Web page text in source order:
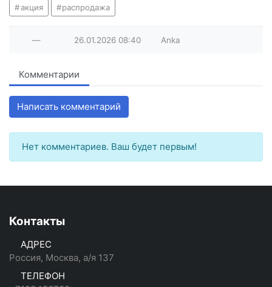
акция распродажа
— 26.01.2026 08:40 Anka
Комментарии
Написать комментарий
Нет комментариев. Ваш будет первым!
Контакты
АДРЕС
Россия, Москва, а/я 137
ТЕЛЕФОН